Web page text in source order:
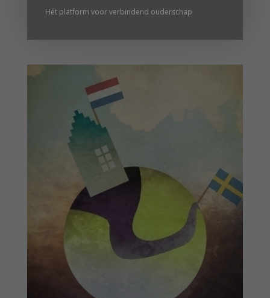
KUN JE VAN JE STIEFKIND
HOUDEN?
Hét platform voor verbindend ouderschap